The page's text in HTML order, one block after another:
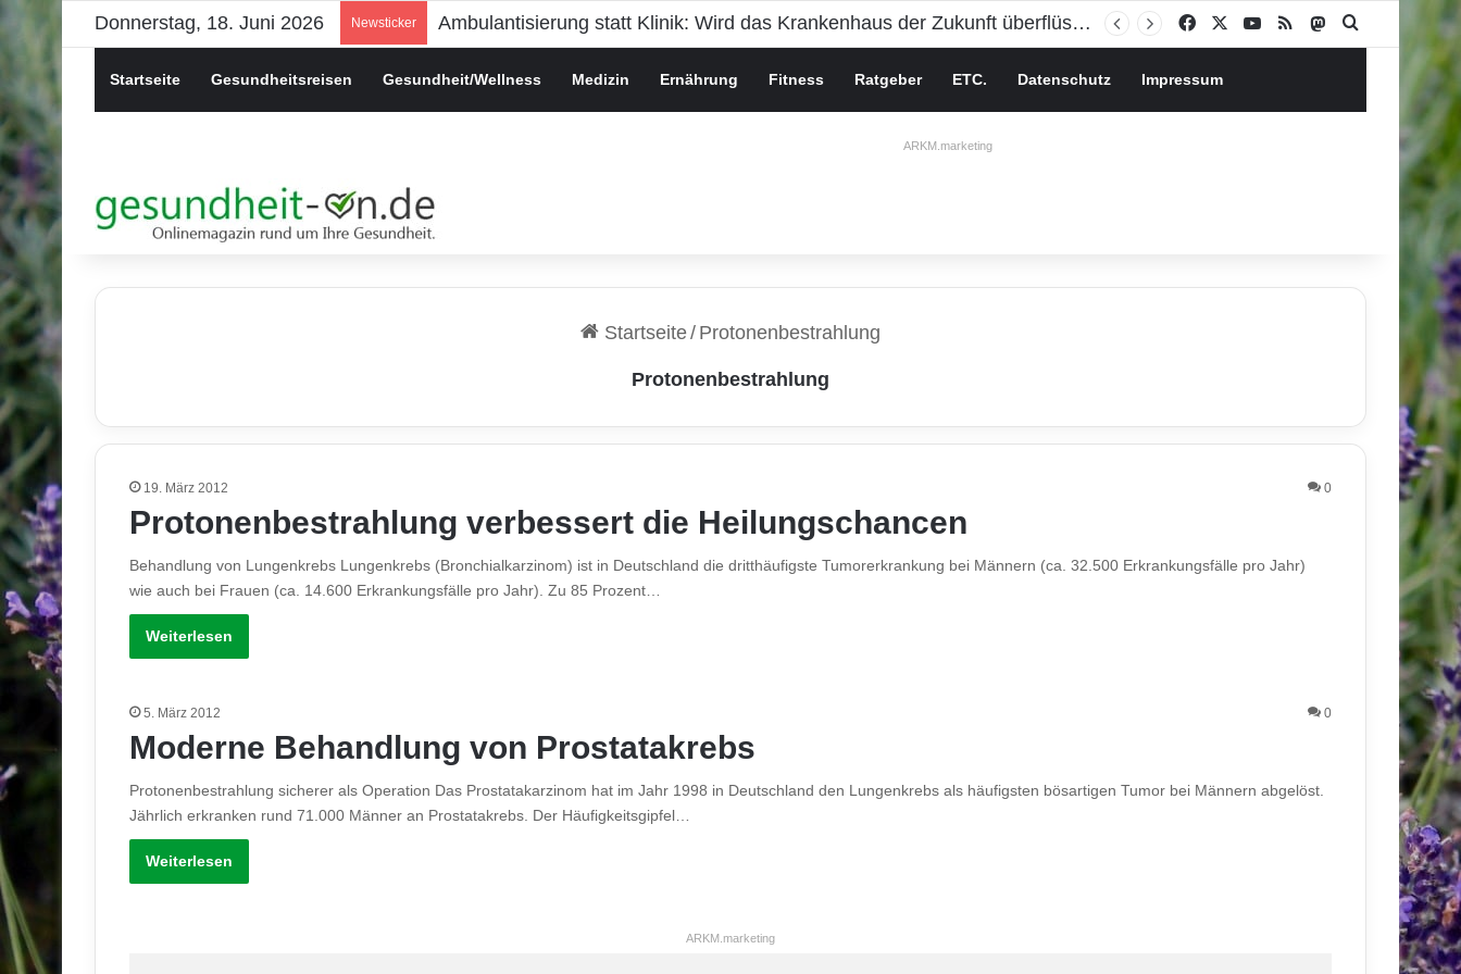
Donnerstag, 18. Juni 2026 Newsticker Ambulantisierung statt Klinik: Wird das Krankenhaus der Zukunft überflüssig? Facebook YouTube
RSS MastodonSuchen nach
Startseite Gesundheitsreisen Gesundheit/Wellness Medizin Ernährung Fitness Ratgeber ETC. Datenschutz Impressum
ARKM.marketing
Startseite/ Protonenbestrahlung
Protonenbestrahlung
19. März 2012 0
Protonenbestrahlung verbessert die Heilungschancen
Behandlung von Lungenkrebs Lungenkrebs (Bronchialkarzinom) ist in Deutschland die dritthäufigste Tumorerkrankung bei Männern (ca. 32.500 Erkrankungsfälle pro Jahr)
wie auch bei Frauen (ca. 14.600 Erkrankungsfälle pro Jahr). Zu 85 Prozent…
Weiterlesen
5. März 2012 0
Moderne Behandlung von Prostatakrebs
Protonenbestrahlung sicherer als Operation Das Prostatakarzinom hat im Jahr 1998 in Deutschland den Lungenkrebs als häufigsten bösartigen Tumor bei Männern abgelöst.
Jährlich erkranken rund 71.000 Männer an Prostatakrebs. Der Häufigkeitsgipfel…
Weiterlesen
ARKM.marketing